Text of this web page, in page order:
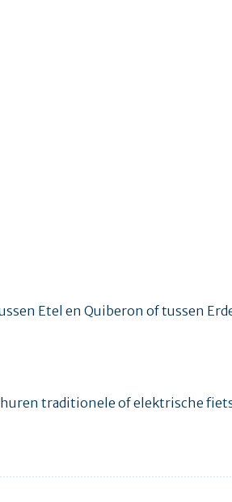
Etel en Quiberon of tussen
traditionele of elektrische